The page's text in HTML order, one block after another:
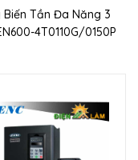
Biến Tần Đa Năng 3
4T0110G/0150P